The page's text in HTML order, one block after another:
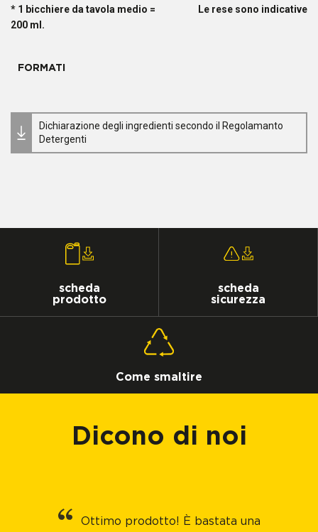
* 1 bicchiere da tavola medio =
200 ml.
Le rese sono indicative
FORMATI
Dichiarazione degli ingredienti secondo il Regolamanto
Detergenti
scheda
prodotto
scheda
sicurezza
Come smaltire
Dicono di noi
Ottimo prodotto! È bastata una